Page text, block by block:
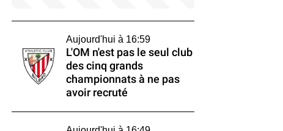
Aujourd'hui à 16:59
L'OM n'est pas le seul club
des cinq grands
championnats à ne pas
avoir recruté